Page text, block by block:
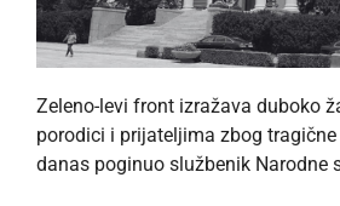
Zeleno-levi front izražava duboko
porodici i prijateljima zbog tragične
danas poginuo službenik Narodne